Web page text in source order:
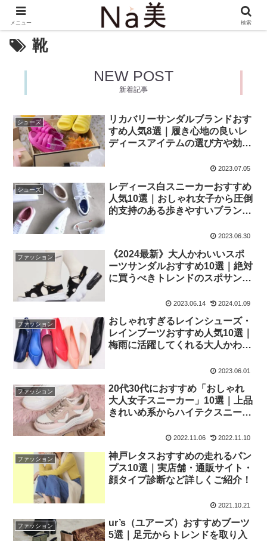
靴
NEW POST
新着記事
シューズ
リカバリーサンダルブランドおす
すめ人気8選｜履き心地の良いレ
ディースアイテムの選び方や効果
2023.07.05
シューズ
レディース白スニーカーおすすめ
人気10選｜おしゃれ女子から圧倒
的支持のある歩きやすいブランド
2023.06.30
ファッション
《2024最新》大人かわいいスポ
ーツサンダルおすすめ10選｜絶対
に買うべきトレンドのスポサンと
人気ブランドなど紹介
2023.06.14 2024.01.09
ファッション
おしゃれすぎるレインシューズ・
レインブーツおすすめ人気10選｜
梅雨に活躍してくれる大人かわい
2023.06.01
ファッション
20代30代におすすめ「おしゃれ
大人女子スニーカー」10選｜上品
きれいめ系からハイテクスニーカ
2022.11.06 2022.11.10
ファッション
神戸レタスおすすめの走れるパン
プス10選｜実店舗・通販サイト・
顔タイプ診断など詳しくご紹介！
2021.10.21
ファッション
ur’s（ユアーズ）おすすめブーツ
5選｜足元からトレンドを取り入
メニュー 検索